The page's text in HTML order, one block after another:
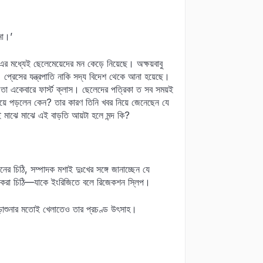
ছেলেমেয়েদের মন কেড়ে নিয়েছে। অক্ষয়বাবু
যন্ত্রপাতি নাকি সদ্য বিদেশ থেকে আনা হয়েছে।
একেবারে ফার্স্ট ক্লাস। ছেলেদের পত্রিকা ত সব সময়ই
কেন? তার কারণ তিনি খবর নিয়ে জেনেছেন যে
মাঝে এই বাড়তি আয়টা হলে মন্দ কি?
চিঠি, সম্পাদক মশাই দুঃখের সঙ্গে জানাচ্ছেন যে
চিঠি—যাকে ইংরিজিতে বলে রিজেকশন স্লিপ।
মতোই খেলাতেও তার প্রচণ্ড উৎসাহ।